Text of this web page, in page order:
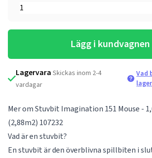
Lägg i kundvagnen
Lagervara Skickas inom 2-4
vardagar
Vad
Mer om Stuvbit Imagination 151 Mouse -
(2,88m2) 107232
Vad är en stuvbit?
En stuvbit är den överblivna spillbiten i